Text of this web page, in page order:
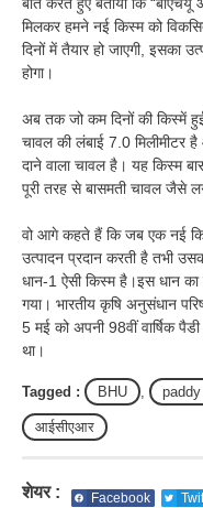
मिलकर हमने नई किस्म को
दिनों में तैयार हो जाएगी,
होगा।
अब तक जो कम दिनों की किस्में
चावल की लंबाई 7.0 मिलीमीटर
दाने वाला चावल है। यह किस्म
पूरी तरह से बासमती चावल जैसे
वो आगे कहते हैं कि जब एक नई
उत्पादन प्रदान करती है तभी
धान-1 ऐसी किस्म है।इस धान का
गया। भारतीय कृषि अनुसंधान
5 मई को अपनी 98वीं वार्षिक
था।
Tagged : BHU
आईसीएआर
शेयर : Facebook